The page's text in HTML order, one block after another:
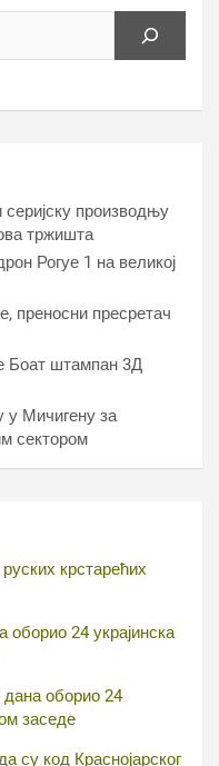
производњу
тржишта
Рогуе 1 на великој
преносни пресретач
Боат штампан 3Д
у Мичигену за
сектором
крстарећих
24 украјинска
оборио 24
заседе
су код Краснојарског